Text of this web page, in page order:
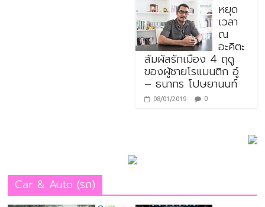
หยุด
เวลา
ณ
อะคิตะ
สัมผัสรักเมือง 4 ฤดู
ของผู้ชายโรแมนติก อู๋
– ธนากร โปษยานนท์
08/01/2019 0
Car & Auto (รถ)